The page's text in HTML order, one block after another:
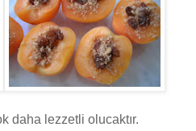
daha lezzetli olucaktır.